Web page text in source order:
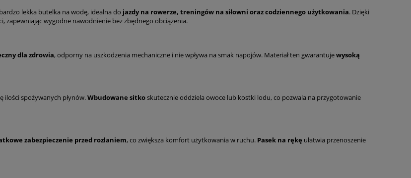
lekka butelka na wodę, idealna do jazdy na rowerze, treningów na siłowni oraz codziennego użytkowania. Dzięki
zapewniając wygodne nawodnienie bez zbędnego obciążenia.
dla zdrowia, odporny na uszkodzenia mechaniczne i nie wpływa na smak napojów. Materiał ten gwarantujewysoką
ilości spożywanych płynów.Wbudowane sitkoskutecznie oddziela owoce lub kostki lodu, co pozwala na przygotowanie
zabezpieczenie przed rozlaniem, co zwiększa komfort użytkowania w ruchu. Pasek na rękę ułatwia przenoszenie